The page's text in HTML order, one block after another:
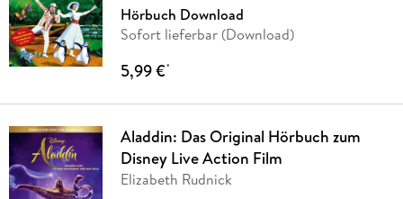
Hörbuch Download
Sofort lieferbar (Download)
5,99 €*
Aladdin: Das Original Hörbuch zum
Disney Live Action Film
Elizabeth Rudnick